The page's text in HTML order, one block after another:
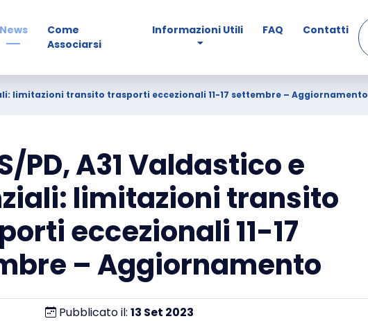
News
Come
Associarsi
Informazioni Utili FAQ Contatti
limitazioni transito trasporti eccezionali 11-17 settembre – Aggiornamento
PD, A31 Valdastico e
limitazioni transito
eccezionali 11-17
– Aggiornamento
Pubblicato il: 13 Set 2023